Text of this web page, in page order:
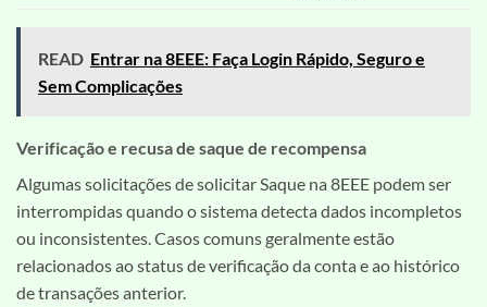
READ Entrar na 8EEE: Faça Login Rápido, Seguro e
Sem Complicações
Verificação e recusa de saque de recompensa
Algumas solicitações de solicitar Saque na 8EEE podem ser
interrompidas quando o sistema detecta dados incompletos
ou inconsistentes. Casos comuns geralmente estão
relacionados ao status de verificação da conta e ao histórico
de transações anterior.